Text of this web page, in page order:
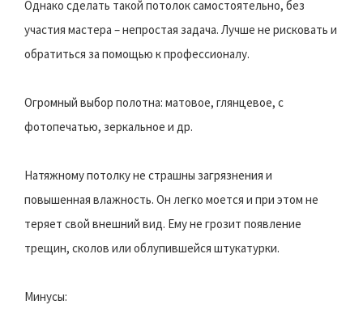
Однако сделать такой потолок самостоятельно, без
участия мастера – непростая задача. Лучше не рисковать и
обратиться за помощью к профессионалу.
Огромный выбор полотна: матовое, глянцевое, с
фотопечатью, зеркальное и др.
Натяжному потолку не страшны загрязнения и
повышенная влажность. Он легко моется и при этом не
теряет свой внешний вид. Ему не грозит появление
трещин, сколов или облупившейся штукатурки.
Минусы: